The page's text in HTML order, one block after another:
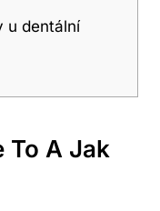
u dentální
To A Jak